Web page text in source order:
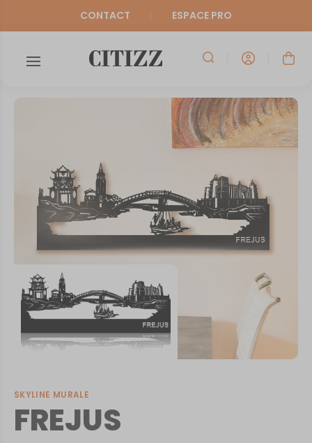
CONTACT ESPACE PRO
SKYLINE MURALE
FREJUS